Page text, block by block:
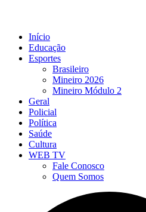
Início
Educação
Esportes
Brasileiro
Mineiro 2026
Mineiro Módulo 2
Geral
Policial
Política
Saúde
Cultura
WEB TV
Fale Conosco
Quem Somos